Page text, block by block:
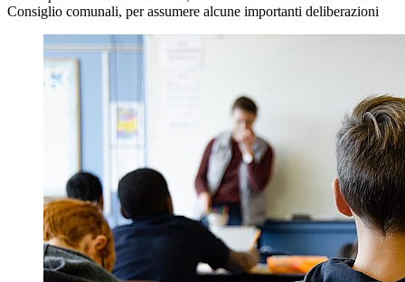
Consiglio comunali, per assumere alcune importanti deliberazioni